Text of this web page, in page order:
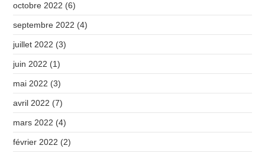
octobre 2022 (6)
septembre 2022 (4)
juillet 2022 (3)
juin 2022 (1)
mai 2022 (3)
avril 2022 (7)
mars 2022 (4)
février 2022 (2)